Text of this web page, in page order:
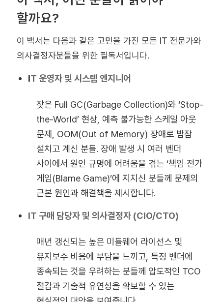
할까요?
이 백서는 다음과 같은 고민을 가진 모든 IT 전문가와
의사결정자분들을 위한 필독서입니다.
IT 운영자 및 시스템 엔지니어
잦은 Full GC(Garbage Collection)와 ‘Stop-
the-World’ 현상, 예측 불가능한 스케일 아웃
문제, OOM(Out of Memory) 장애로 밤잠
설치고 계신 분들. 장애 발생 시 여러 벤더
사이에서 원인 규명에 어려움을 겪는 ‘책임 전가
게임(Blame Game)’에 지치신 분들께 문제의
근본 원인과 해결책을 제시합니다.
IT 구매 담당자 및 의사결정자 (CIO/CTO)
매년 갱신되는 높은 미들웨어 라이선스 및
유지보수 비용에 부담을 느끼고, 특정 벤더에
종속되는 것을 우려하는 분들께 압도적인 TCO
절감과 기술적 유연성을 확보할 수 있는